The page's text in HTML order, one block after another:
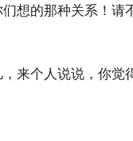
想的那种关系！请
来个人说说，你觉